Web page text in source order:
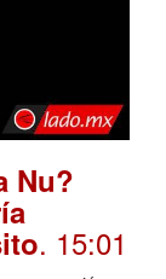
Nu?
. 15:01